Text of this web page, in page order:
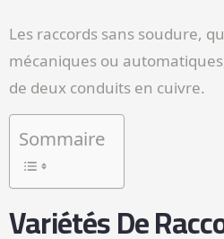
Les raccords sans soudure,
mécaniques ou
de deux conduits en cuivre.
Sommaire
Variétés De